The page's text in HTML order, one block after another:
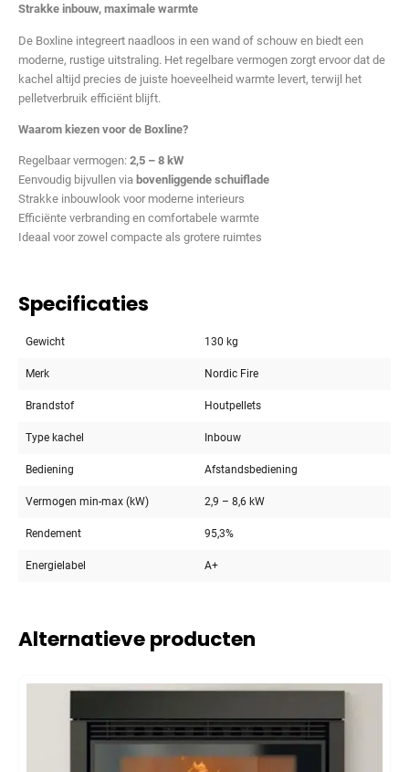
Strakke inbouw, maximale warmte
De Boxline integreert naadloos in een wand of schouw en biedt een
moderne, rustige uitstraling. Het regelbare vermogen zorgt ervoor dat de
kachel altijd precies de juiste hoeveelheid warmte levert, terwijl het
pelletverbruik efficiënt blijft.
Waarom kiezen voor de Boxline?
Regelbaar vermogen: 2,5 – 8 kW
Eenvoudig bijvullen via bovenliggende schuiflade
Strakke inbouwlook voor moderne interieurs
Efficiënte verbranding en comfortabele warmte
Ideaal voor zowel compacte als grotere ruimtes
Specificaties
Gewicht 130 kg
Merk Nordic Fire
Brandstof Houtpellets
Type kachel Inbouw
Bediening Afstandsbediening
Vermogen min-max (kW) 2,9 – 8,6 kW
Rendement 95,3%
Energielabel A+
Alternatieve producten